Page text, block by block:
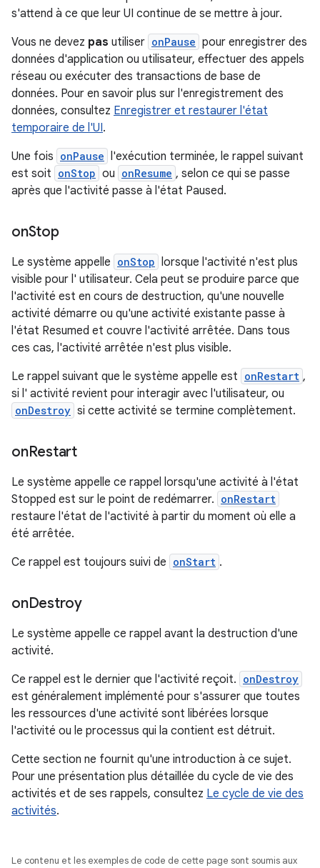
s'attend à ce que leur UI continue de se mettre à jour.
Vous ne devez pas utiliser onPause pour enregistrer des
données d'application ou utilisateur, effectuer des appels
réseau ou exécuter des transactions de base de
données. Pour en savoir plus sur l'enregistrement des
données, consultez Enregistrer et restaurer l'état
temporaire de l'UI.
Une fois onPause l'exécution terminée, le rappel suivant
est soit onStop ou onResume , selon ce qui se passe
après que l'activité passe à l'état Paused.
onStop
Le système appelle onStop lorsque l'activité n'est plus
visible pour l' utilisateur. Cela peut se produire parce que
l'activité est en cours de destruction, qu'une nouvelle
activité démarre ou qu'une activité existante passe à
l'état Resumed et couvre l'activité arrêtée. Dans tous
ces cas, l'activité arrêtée n'est plus visible.
Le rappel suivant que le système appelle est onRestart ,
si l' activité revient pour interagir avec l'utilisateur, ou
onDestroy si cette activité se termine complètement.
onRestart
Le système appelle ce rappel lorsqu'une activité à l'état
Stopped est sur le point de redémarrer. onRestart
restaure l'état de l'activité à partir du moment où elle a
été arrêtée.
Ce rappel est toujours suivi de onStart .
onDestroy
Le système appelle ce rappel avant la destruction d'une
activité.
Ce rappel est le dernier que l'activité reçoit. onDestroy
est généralement implémenté pour s'assurer que toutes
les ressources d'une activité sont libérées lorsque
l'activité ou le processus qui la contient est détruit.
Cette section ne fournit qu'une introduction à ce sujet.
Pour une présentation plus détaillée du cycle de vie des
activités et de ses rappels, consultez Le cycle de vie des
activités.
Le contenu et les exemples de code de cette page sont soumis aux